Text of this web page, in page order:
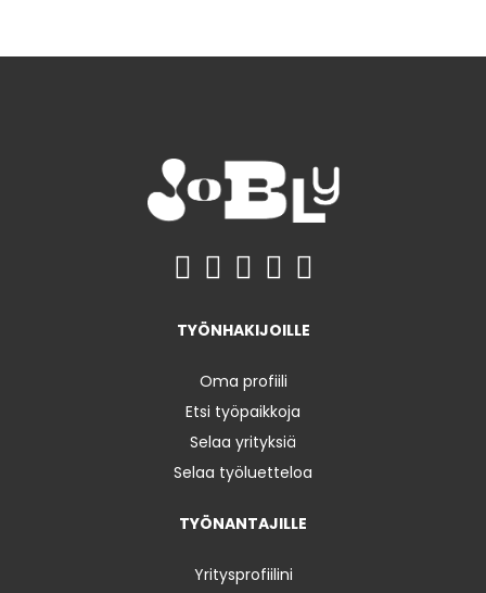
TYÖNHAKIJOILLE
Oma profiili
Etsi työpaikkoja
Selaa yrityksiä
Selaa työluetteloa
TYÖNANTAJILLE
Yritysprofiilini